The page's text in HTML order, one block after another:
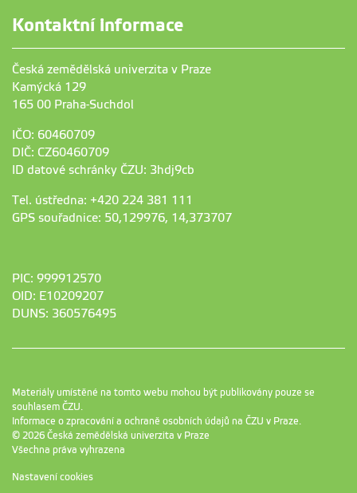
Kontaktní informace
Česká zemědělská univerzita v Praze
Kamýcká 129
165 00 Praha-Suchdol
IČO: 60460709
DIČ: CZ60460709
ID datové schránky ČZU: 3hdj9cb
Tel. ústředna: +420 224 381 111
GPS souřadnice: 50,129976, 14,373707
PIC: 999912570
OID: E10209207
DUNS: 360576495
Materiály umístěné na tomto webu mohou být publikovány pouze se
souhlasem ČZU.
Informace o zpracování a ochraně osobních údajů na ČZU v Praze.
© 2026 Česká zemědělská univerzita v Praze
Všechna práva vyhrazena
Nastavení cookies